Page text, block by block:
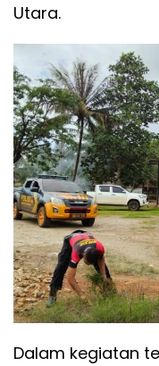
Utara.
Dalam kegiatan